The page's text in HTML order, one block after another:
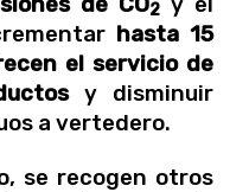
2
hasta 15
el servicio de
y disminuir
a vertedero.
se recogen otros